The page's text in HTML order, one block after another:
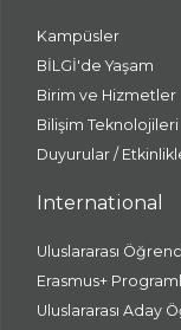
Kampüsler
BİLGİ'de Yaşam
Birim ve Hizmetler
Bilişim Teknolojileri
Duyurular /
International
Uluslararası
Erasmus+
Uluslararası Aday